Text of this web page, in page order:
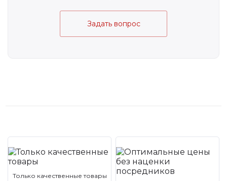
Задать вопрос
Только качественные товары